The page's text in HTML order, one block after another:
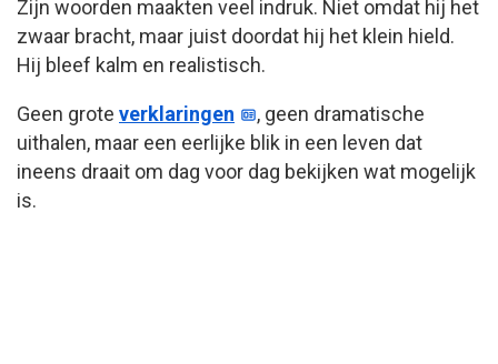
Zijn woorden maakten veel indruk. Niet omdat hij het
zwaar bracht, maar juist doordat hij het klein hield.
Hij bleef kalm en realistisch.
Geen grote verklaringen
, geen dramatische
uithalen, maar een eerlijke blik in een leven dat
ineens draait om dag voor dag bekijken wat mogelijk
is.